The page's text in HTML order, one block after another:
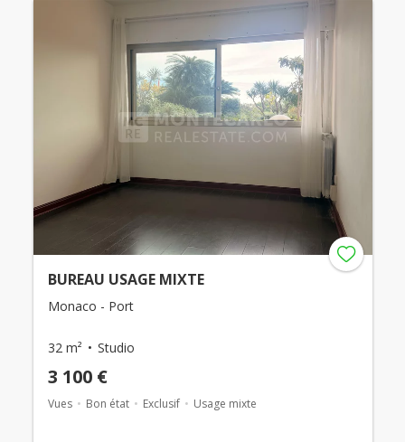
BUREAU USAGE MIXTE
Monaco - Port
32 m² Studio
3 100 €
Vues Bon état Exclusif Usage mixte